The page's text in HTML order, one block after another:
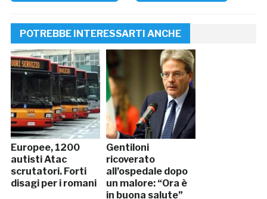
POTREBBE INTERESSARTI ANCHE
Europee, 1200
autisti Atac
scrutatori. Forti
disagi per i romani
Gentiloni
ricoverato
all’ospedale dopo
un malore: “Ora è
in buona salute”